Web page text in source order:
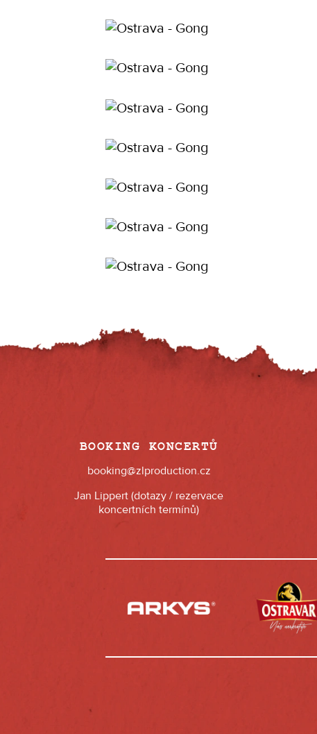
BOOKING KONCERTŮ
booking@zlproduction.cz
Jan Lippert (dotazy / rezervace
koncertních termínů)